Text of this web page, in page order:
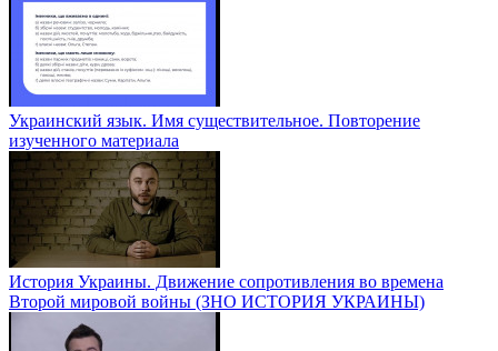
Украинский язык. Имя существительное. Повторение
изученного материала
История Украины. Движение сопротивления во времена
Второй мировой войны (ЗНО ИСТОРИЯ УКРАИНЫ)